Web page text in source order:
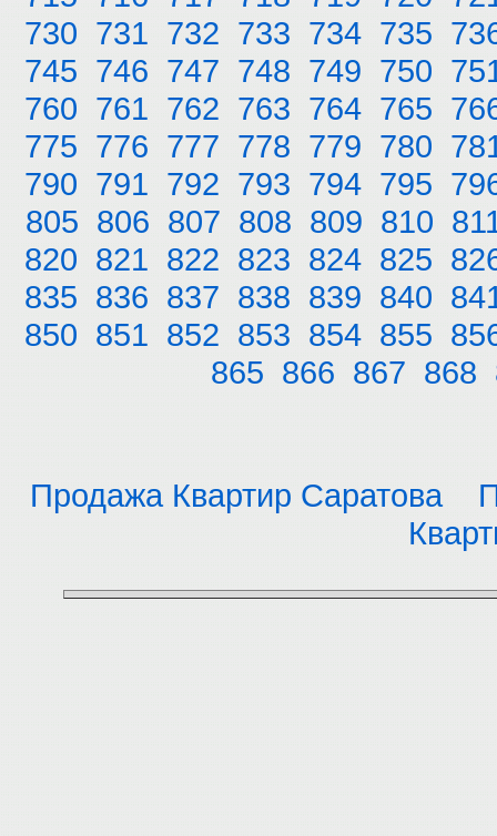
730 731 732 733 734 735
745 746 747 748 749 750
760 761 762 763 764 765
775 776 777 778 779 780
790 791 792 793 794 795
805 806 807 808 809 810
820 821 822 823 824 825
835 836 837 838 839 840
850 851 852 853 854 855
865 866 867 868
Продажа Квартир Саратова